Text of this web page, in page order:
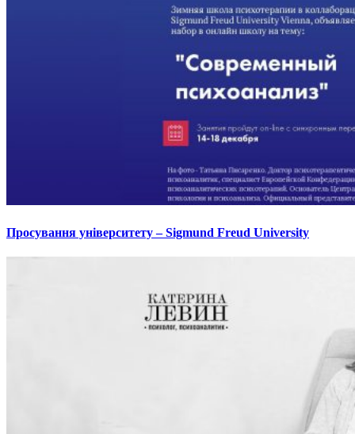
Просування університету – Sigmund Freud University